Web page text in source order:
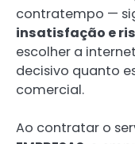
contratempo —
insatisfação e
escolher a
decisivo quanto
comercial.
Ao contratar o